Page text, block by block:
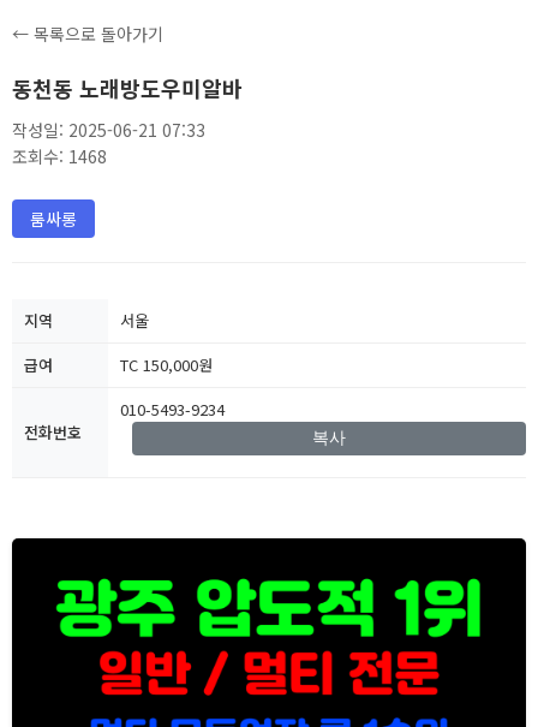
← 목록으로 돌아가기
동천동 노래방도우미알바
작성일: 2025-06-21 07:33
조회수: 1468
룸싸롱
지역
서울
급여
TC 150,000원
전화번호
010-5493-9234
복사